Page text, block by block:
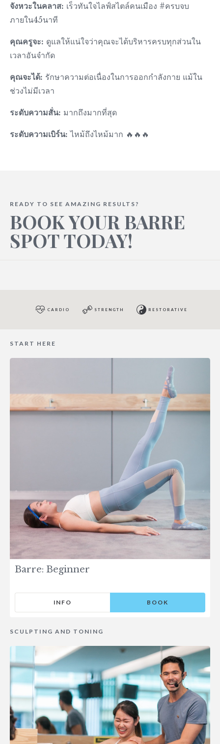
จังหวะในคลาส: เร็วทันใจไลฟ์สไตล์คนเมือง #ครบจบ
ภายใน45นาที
คุณครูจะ: ดูแลให้แน่ใจว่าคุณจะได้บริหารครบทุกส่วนใน
เวลาอันจำกัด
คุณจะได้: รักษาความต่อเนื่องในการออกกำลังกาย แม้ใน
ช่วงไม่มีเวลา
ระดับความสั่น: มากถึงมากที่สุด
ระดับความเบิร์น: ไหม้ถึงไหม้มาก 🔥🔥🔥
READY TO SEE AMAZING RESULTS?
BOOK YOUR BARRE
SPOT TODAY!
CARDIO STRENGTH RESTORATIVE
START HERE
Barre: Beginner
INFO BOOK
SCULPTING AND TONING